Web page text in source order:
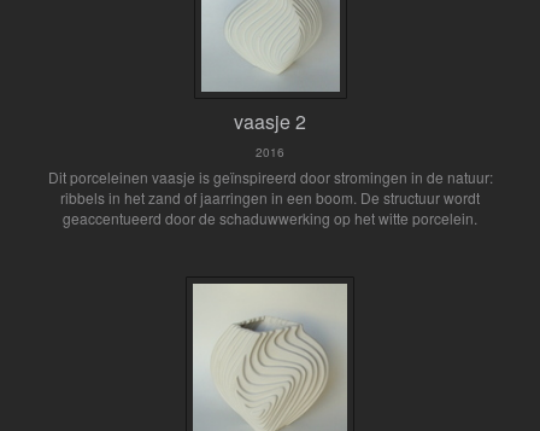
vaasje 2
2016
Dit porceleinen vaasje is geïnspireerd door stromingen in de natuur:
ribbels in het zand of jaarringen in een boom. De structuur wordt
geaccentueerd door de schaduwwerking op het witte porcelein.